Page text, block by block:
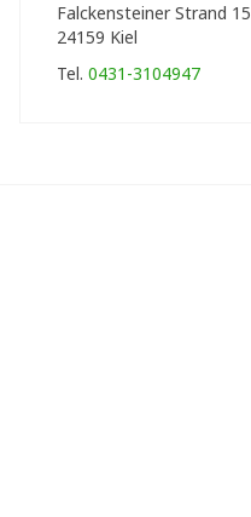
Falckensteiner Strand 15
24159 Kiel
Tel. 0431-3104947